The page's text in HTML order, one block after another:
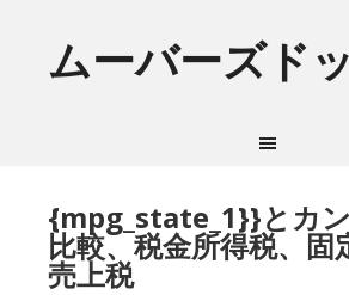
ムーバーズド
{mpg_state_1}}とカ
比較、税金所得税、固
売上税